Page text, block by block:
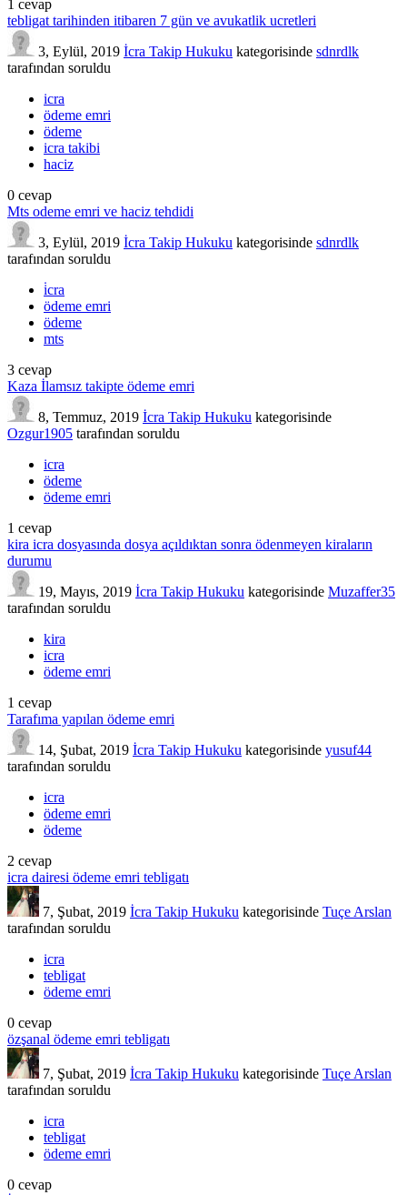
1 cevap
tebligat tarihinden itibaren 7 gün ve avukatlik ucretleri
3, Eylül, 2019 İcra Takip Hukuku kategorisinde sdnrdlk
tarafından soruldu
icra
ödeme emri
ödeme
icra takibi
haciz
0 cevap
Mts odeme emri ve haciz tehdidi
3, Eylül, 2019 İcra Takip Hukuku kategorisinde sdnrdlk
tarafından soruldu
i̇cra
ödeme emri
ödeme
mts
3 cevap
Kaza İlamsız takipte ödeme emri
8, Temmuz, 2019 İcra Takip Hukuku kategorisinde
Ozgur1905 tarafından soruldu
icra
ödeme
ödeme emri
1 cevap
kira icra dosyasında dosya açıldıktan sonra ödenmeyen kiraların
durumu
19, Mayıs, 2019 İcra Takip Hukuku kategorisinde Muzaffer35
tarafından soruldu
kira
icra
ödeme emri
1 cevap
Tarafıma yapılan ödeme emri
14, Şubat, 2019 İcra Takip Hukuku kategorisinde yusuf44
tarafından soruldu
icra
ödeme emri
ödeme
2 cevap
icra dairesi ödeme emri tebligatı
7, Şubat, 2019 İcra Takip Hukuku kategorisinde Tuçe Arslan
tarafından soruldu
icra
tebligat
ödeme emri
0 cevap
özşanal ödeme emri tebligatı
7, Şubat, 2019 İcra Takip Hukuku kategorisinde Tuçe Arslan
tarafından soruldu
icra
tebligat
ödeme emri
0 cevap